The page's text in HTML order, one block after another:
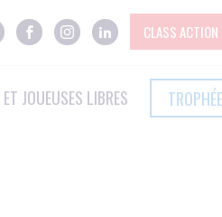
CLASS ACTION
JOUEUSES LIBRES